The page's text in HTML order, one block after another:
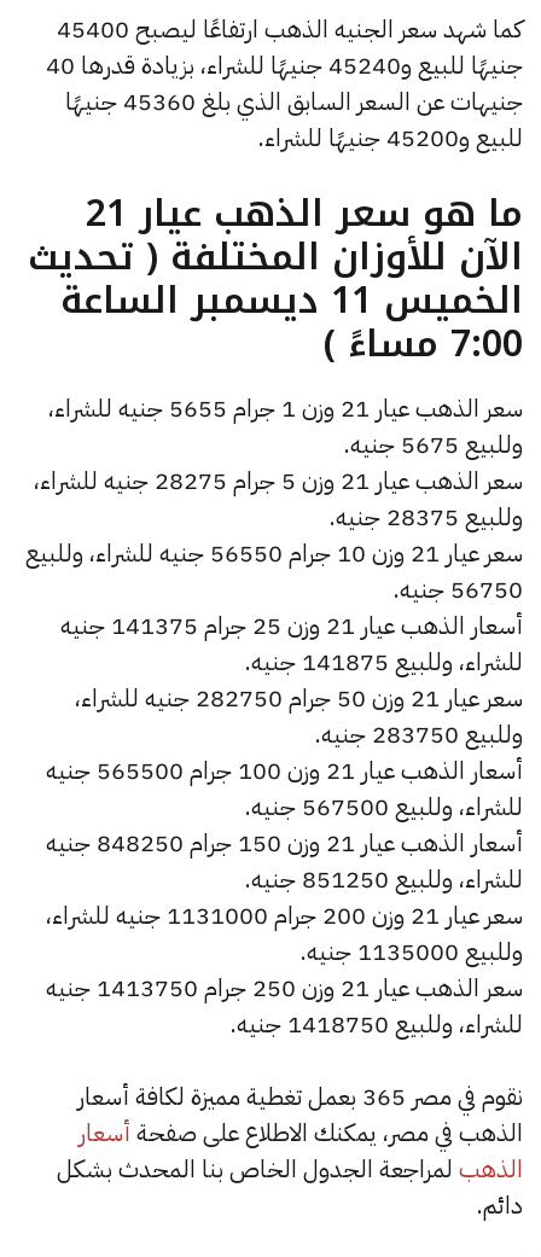
كما شهد سعر الجنيه الذهب ارتفاعًا ليصبح 45400
جنيهًا للبيع و45240 جنيهًا للشراء، بزيادة قدرها 40
جنيهات عن السعر السابق الذي بلغ 45360 جنيهًا
للبيع و45200 جنيهًا للشراء.
ما هو سعر الذهب عيار 21
الآن للأوزان المختلفة ( تحديث
الخميس 11 ديسمبر الساعة
7:00 مساءً )
سعر الذهب عيار 21 وزن 1 جرام 5655 جنيه للشراء،
وللبيع 5675 جنيه.
سعر الذهب عيار 21 وزن 5 جرام 28275 جنيه للشراء،
وللبيع 28375 جنيه.
سعر عيار 21 وزن 10 جرام 56550 جنيه للشراء، وللبيع
56750 جنيه.
أسعار الذهب عيار 21 وزن 25 جرام 141375 جنيه
للشراء، وللبيع 141875 جنيه.
سعر عيار 21 وزن 50 جرام 282750 جنيه للشراء،
وللبيع 283750 جنيه.
أسعار الذهب عيار 21 وزن 100 جرام 565500 جنيه
للشراء، وللبيع 567500 جنيه.
أسعار الذهب عيار 21 وزن 150 جرام 848250 جنيه
للشراء، وللبيع 851250 جنيه.
سعر عيار 21 وزن 200 جرام 1131000 جنيه للشراء،
وللبيع 1135000 جنيه.
سعر الذهب عيار 21 وزن 250 جرام 1413750 جنيه
للشراء، وللبيع 1418750 جنيه.
نقوم في مصر 365 بعمل تغطية مميزة لكافة أسعار
الذهب في مصر، يمكنك الاطلاع على صفحة أسعار
الذهب لمراجعة الجدول الخاص بنا المحدث بشكل
دائم.